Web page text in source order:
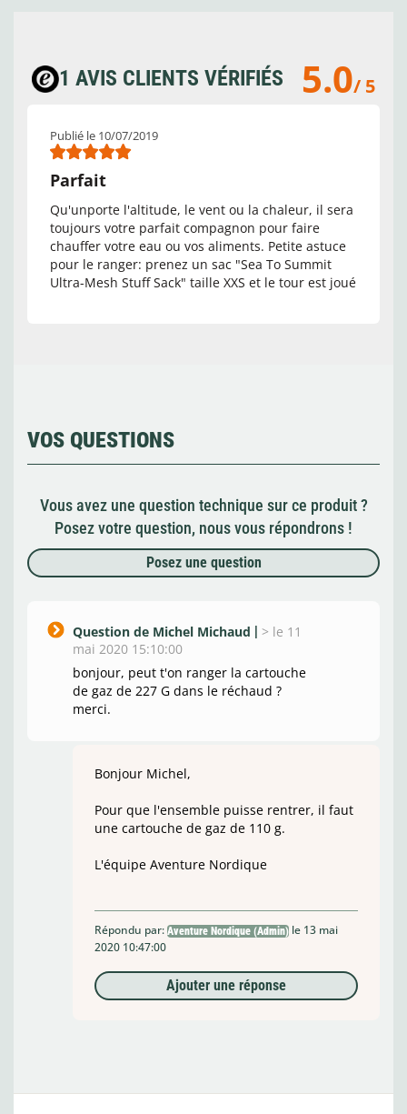
1 AVIS CLIENTS VÉRIFIÉS 5.0/ 5
Publié le 10/07/2019
Parfait
Qu'unporte l'altitude, le vent ou la chaleur, il sera
toujours votre parfait compagnon pour faire
chauffer votre eau ou vos aliments. Petite astuce
pour le ranger: prenez un sac "Sea To Summit
Ultra-Mesh Stuff Sack" taille XXS et le tour est joué
VOS QUESTIONS
Vous avez une question technique sur ce produit ?
Posez votre question, nous vous répondrons !
Posez une question
Question de Michel Michaud > le 11
mai 2020 15:10:00
bonjour, peut t'on ranger la cartouche
de gaz de 227 G dans le réchaud ?
merci.
Bonjour Michel,
Pour que l'ensemble puisse rentrer, il faut
une cartouche de gaz de 110 g.
L'équipe Aventure Nordique
Répondu par: Aventure Nordique (Admin) le 13 mai
2020 10:47:00
Ajouter une réponse